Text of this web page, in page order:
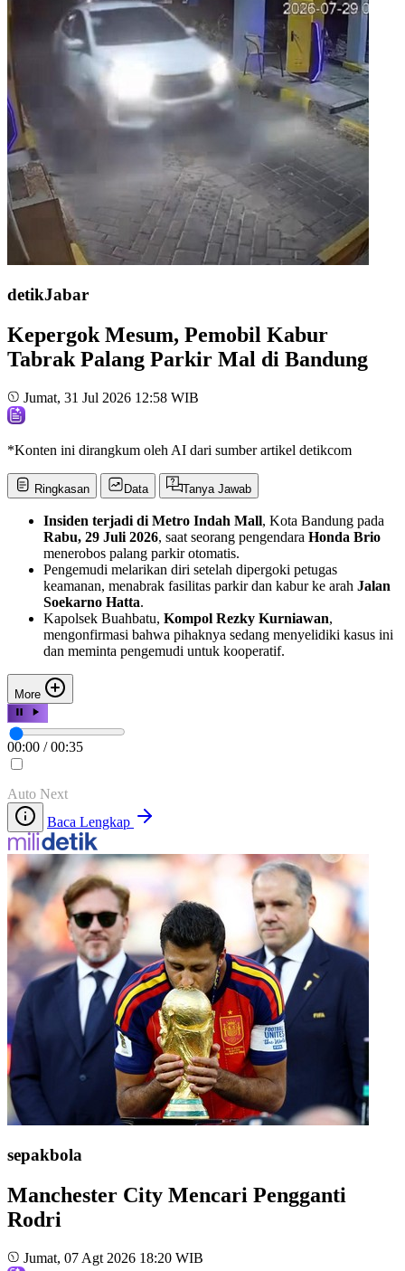
detikJabar
Kepergok Mesum, Pemobil Kabur
Tabrak Palang Parkir Mal di Bandung
Jumat, 31 Jul 2026 12:58 WIB
*Konten ini dirangkum oleh AI dari sumber artikel detikcom
Ringkasan Data Tanya Jawab
Insiden terjadi di Metro Indah Mall, Kota Bandung pada
Rabu, 29 Juli 2026, saat seorang pengendara Honda Brio
menerobos palang parkir otomatis.
Pengemudi melarikan diri setelah dipergoki petugas
keamanan, menabrak fasilitas parkir dan kabur ke arah Jalan
Soekarno Hatta.
Kapolsek Buahbatu, Kompol Rezky Kurniawan,
mengonfirmasi bahwa pihaknya sedang menyelidiki kasus ini
dan meminta pengemudi untuk kooperatif.
More
00:00 /00:35
Auto Next
Baca Lengkap
sepakbola
Manchester City Mencari Pengganti
Rodri
Jumat, 07 Agt 2026 18:20 WIB